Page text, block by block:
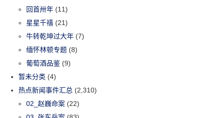
回首卅年 (11)
星星千禧 (21)
牛转乾坤过大年 (7)
缅怀林顿专题 (8)
葡萄酒品鉴 (9)
暂未分类 (4)
热点新闻事件汇总 (2,310)
02_赵巍命案 (22)